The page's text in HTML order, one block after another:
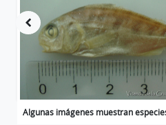
Algunas imágenes muestran